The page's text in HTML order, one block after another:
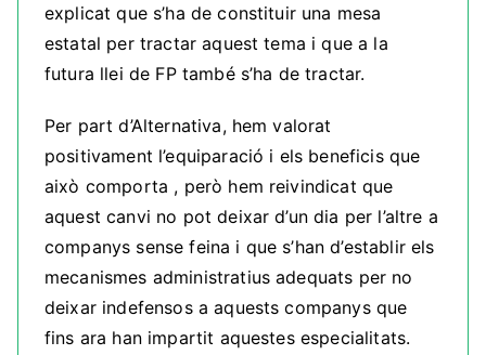
explicat que s’ha de constituir una mesa
estatal per tractar aquest tema i que a la
futura llei de FP també s’ha de tractar.
Per part d’Alternativa, hem valorat
positivament l’equiparació i els beneficis que
això comporta , però hem reivindicat que
aquest canvi no pot deixar d’un dia per l’altre a
companys sense feina i que s’han d’establir els
mecanismes administratius adequats per no
deixar indefensos a aquests companys que
fins ara han impartit aquestes especialitats.